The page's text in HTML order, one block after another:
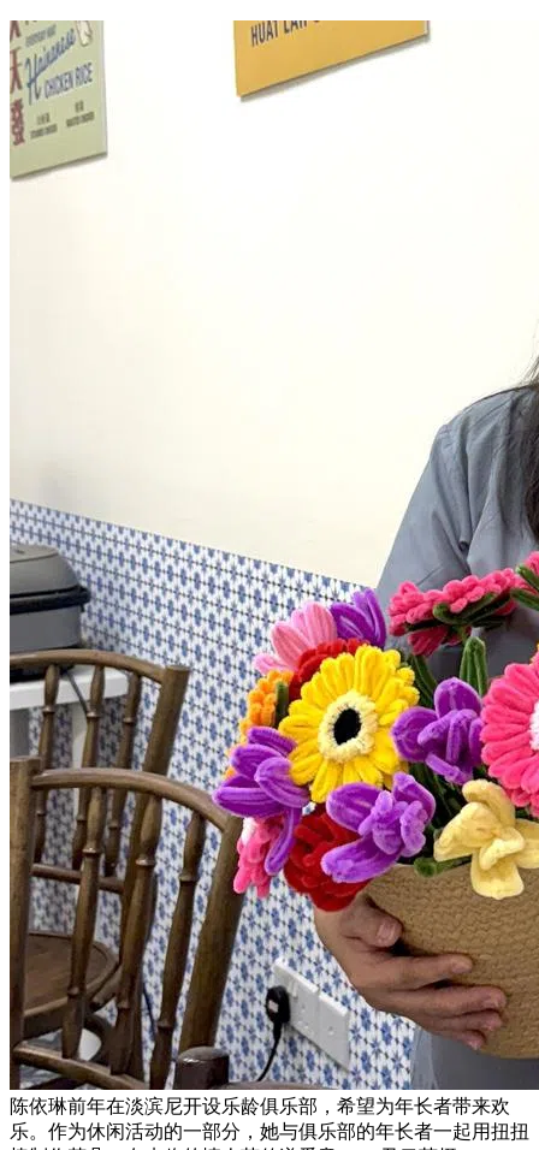
陈依琳前年在淡滨尼开设乐龄俱乐部，希望为年长者带来欢
乐。作为休闲活动的一部分，她与俱乐部的年长者一起用扭扭